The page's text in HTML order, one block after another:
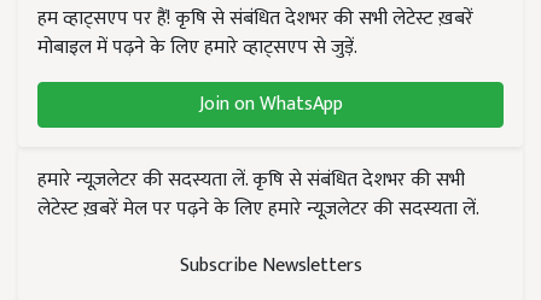
हम व्हाट्सएप पर हैं! कृषि से संबंधित देशभर की सभी लेटेस्ट ख़बरें
मोबाइल में पढ़ने के लिए हमारे व्हाट्सएप से जुड़ें.
Join on WhatsApp
हमारे न्यूज़लेटर की सदस्यता लें. कृषि से संबंधित देशभर की सभी
लेटेस्ट ख़बरें मेल पर पढ़ने के लिए हमारे न्यूज़लेटर की सदस्यता लें.
Subscribe Newsletters